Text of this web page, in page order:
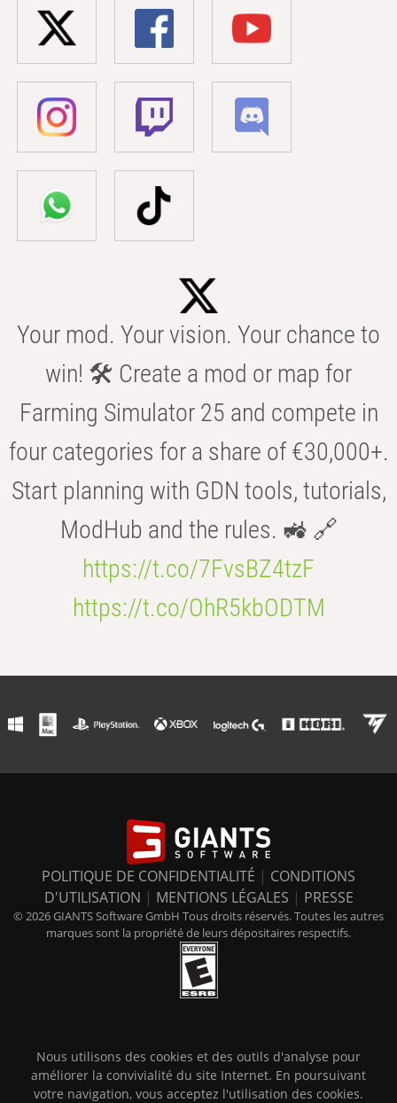
Your mod. Your vision. Your chance to
win! 🛠️ Create a mod or map for
Farming Simulator 25 and compete in
four categories for a share of €30,000+.
Start planning with GDN tools, tutorials,
ModHub and the rules. 🚜 🔗
https://t.co/7FvsBZ4tzF
https://t.co/OhR5kbODTM
POLITIQUE DE CONFIDENTIALITÉ | CONDITIONS
D'UTILISATION | MENTIONS LÉGALES | PRESSE
© 2026 GIANTS Software GmbH Tous droits réservés. Toutes les autres
marques sont la propriété de leurs dépositaires respectifs.
Nous utilisons des cookies et des outils d'analyse pour
améliorer la convivialité du site Internet. En poursuivant
votre navigation, vous acceptez l'utilisation des cookies.